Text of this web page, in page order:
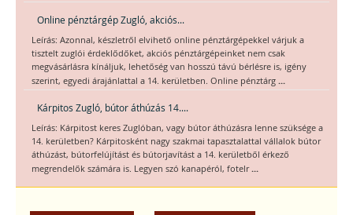
Online pénztárgép Zugló, akciós...
Leírás: Azonnal, készletről elvihető online pénztárgépekkel várjuk a
tisztelt zuglói érdeklődőket, akciós pénztárgépeinket nem csak
megvásárlásra kínáljuk, lehetőség van hosszú távú bérlésre is, igény
szerint, egyedi árajánlattal a 14. kerületben. Online pénztárg ...
Kárpitos Zugló, bútor áthúzás 14....
Leírás: Kárpitost keres Zuglóban, vagy bútor áthúzásra lenne szüksége a
14. kerületben? Kárpitosként nagy szakmai tapasztalattal vállalok bútor
áthúzást, bútorfelújítást és bútorjavítást a 14. kerületből érkező
megrendelők számára is. Legyen szó kanapéról, fotelr...